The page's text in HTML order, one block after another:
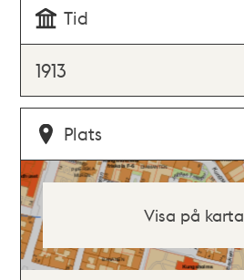
Tid
1913
Plats
Visa på karta